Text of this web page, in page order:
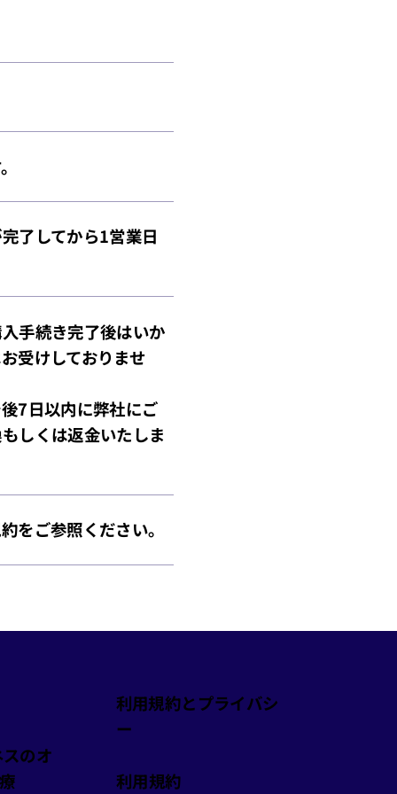
了してから1営業日
手続き完了後はいか
受けしておりませ
7日以内に弊社にご
しくは返金いたしま
をご参照ください。
のオ
利用規約とプライバシ
ー
️利用規約